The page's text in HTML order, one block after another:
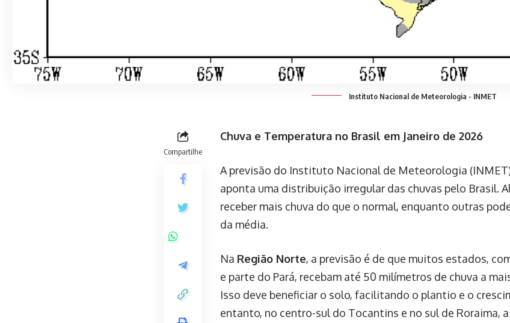
Instituto Nacional de Meteorologia - INMET
Compartilhe
Chuva e Temperatura no Brasil em Janeiro de 2026
A previsão do Instituto Nacional de Meteorologia
aponta uma distribuição irregular das chuvas pelo Brasil.
receber mais chuva do que o normal, enquanto outras
da média.
Na Região Norte, a previsão é de que muitos estados,
e parte do Pará, recebam até 50 milímetros de chuva a
Isso deve beneficiar o solo, facilitando o plantio e o
entanto, no centro-sul do Tocantins e no sul de Roraima,